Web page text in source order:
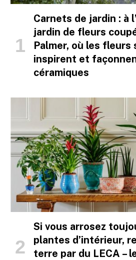
Carnets de jardin : à
jardin de fleurs
Palmer, où les fleurs
inspirent et
céramiques
Si vous arrosez
plantes d’intérieur,
terre par du LECA –